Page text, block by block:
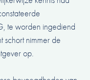
te worden ingediend
schort nimmer de
op.